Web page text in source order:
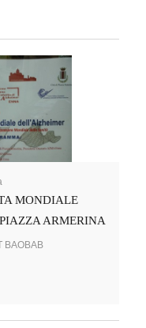
MONDIALE
ARMERINA
BAOBAB